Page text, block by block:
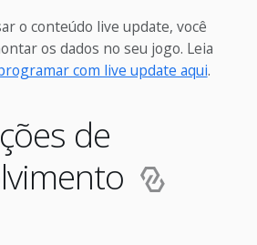
o conteúdo live update, você
os dados no seu jogo. Leia
com live update aqui.
de